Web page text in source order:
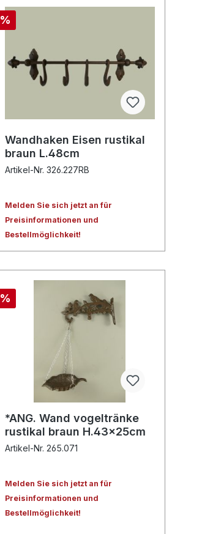
%
Wandhaken Eisen rustikal
braun L.48cm
Artikel-Nr. 326.227RB
Melden Sie sich jetzt an für
Preisinformationen und
Bestellmöglichkeit!
%
*ANG. Wand vogeltränke
rustikal braun H.43x25cm
Artikel-Nr. 265.071
Melden Sie sich jetzt an für
Preisinformationen und
Bestellmöglichkeit!